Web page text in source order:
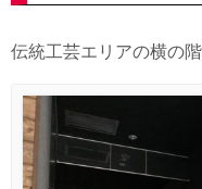
伝統工芸エリアの横の